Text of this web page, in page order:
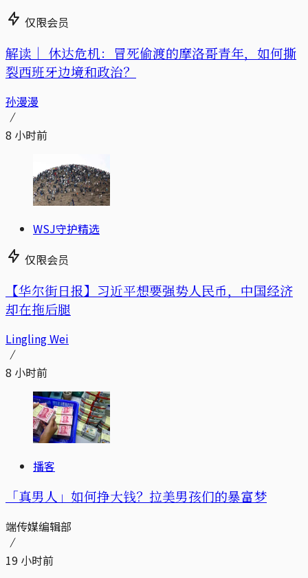
仅限会员
解读｜ 休达危机：冒死偷渡的摩洛哥青年，如何撕
裂西班牙边境和政治？
孙漫漫
8 小时前
WSJ守护精选
仅限会员
【华尔街日报】习近平想要强势人民币，中国经济
却在拖后腿
Lingling Wei
8 小时前
播客
「真男人」如何挣大钱？拉美男孩们的暴富梦
端传媒编辑部
19 小时前